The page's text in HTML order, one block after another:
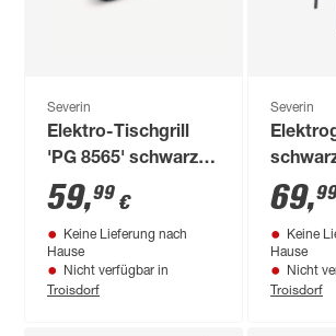
Severin
Elektro-Tischgrill
'PG 8565' schwarz
2200 W 52,2 x 15 x
39,3 cm
59,99 €
Keine Lieferung nach
Hause
Nicht verfügbar in
Troisdorf
Severin
x 90 x
69,
Keine
Hause
Nicht
Troisdorf